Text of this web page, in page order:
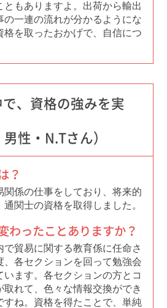
ともありますよ。出荷から輸出
の一連の流れが分かるようにな
格を取ったおかげで、自信につ
、資格の強みを実
男性・N.Tさん）
？
関係の仕事をしており、将来的
関士の資格を取得しました。
わったことありますか？
で貿易に関する教育係に任命さ
、各セクションを回って勉強会
ます。各セクションの方とコ
取れて、色々な情報交換ができ
すね。資格を得たことで、単純